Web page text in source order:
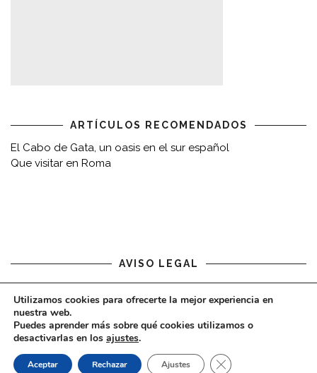
ARTÍCULOS RECOMENDADOS
El Cabo de Gata, un oasis en el sur español
Que visitar en Roma
AVISO LEGAL
Aviso legal
COPYRIGHT © 2020 - VIAJARDESPACIO.COM
Utilizamos cookies para ofrecerte la mejor experiencia en
nuestra web.
Puedes aprender más sobre qué cookies utilizamos o
desactivarlas en los ajustes.
Aceptar Rechazar Ajustes CERRAR EL